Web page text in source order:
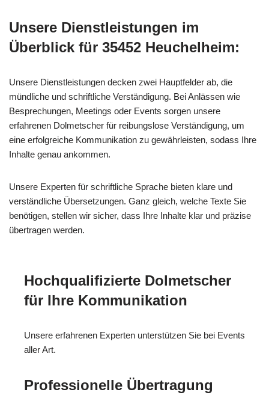
Unsere Dienstleistungen im
Überblick für 35452 Heuchelheim:
Unsere Dienstleistungen decken zwei Hauptfelder ab, die
mündliche und schriftliche Verständigung. Bei Anlässen wie
Besprechungen, Meetings oder Events sorgen unsere
erfahrenen Dolmetscher für reibungslose Verständigung, um
eine erfolgreiche Kommunikation zu gewährleisten, sodass Ihre
Inhalte genau ankommen.
Unsere Experten für schriftliche Sprache bieten klare und
verständliche Übersetzungen. Ganz gleich, welche Texte Sie
benötigen, stellen wir sicher, dass Ihre Inhalte klar und präzise
übertragen werden.
Hochqualifizierte Dolmetscher
für Ihre Kommunikation
Unsere erfahrenen Experten unterstützen Sie bei Events
aller Art.
Professionelle Übertragung